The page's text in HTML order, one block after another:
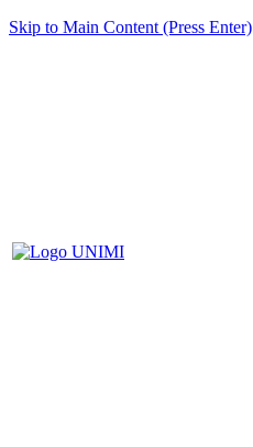
Skip to Main Content (Press Enter)